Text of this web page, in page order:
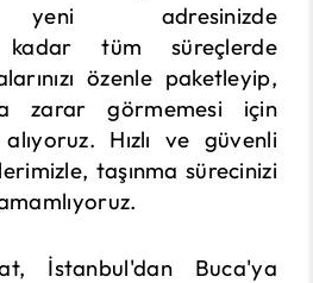
yeni adresinizde
kadar tüm süreçlerde
özenle paketleyip,
zarar görmemesi için
Hızlı ve güvenli
taşınma sürecinizi
İstanbul'dan Buca'ya